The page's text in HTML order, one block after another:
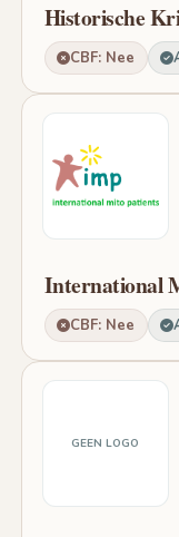
Historische
CBF: Nee
International
CBF: Nee
GEEN LOGO